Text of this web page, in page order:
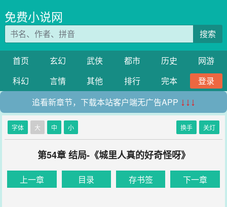
免费小说网
搜索
首页 玄幻 武侠 都市 历史
网游
科幻
言情 其他 排行 完本
登录
追看新章节，下载本站客户端无广告APP ↓↓↓
字体 大 中 小 换手 关灯
第54章 结局-《城里人真的好奇怪呀》
上一章 目录 存书签 下一章